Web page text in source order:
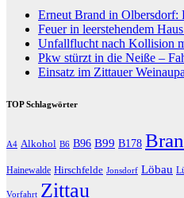
Erneut Brand in Olbersdorf:
Feuer in leerstehendem
Unfallflucht nach Kollision
Pkw stürzt in die Neiße –
Einsatz im Zittauer
TOP Schlagwörter
A4 Alkohol B6 B96 B99 B178
Hainewalde Hirschfelde Jonsdorf Löbau
Vorfahrt Zittau